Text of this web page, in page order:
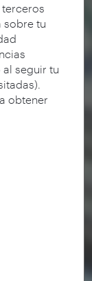
terceros
sobre tu
seguir tu
obtener